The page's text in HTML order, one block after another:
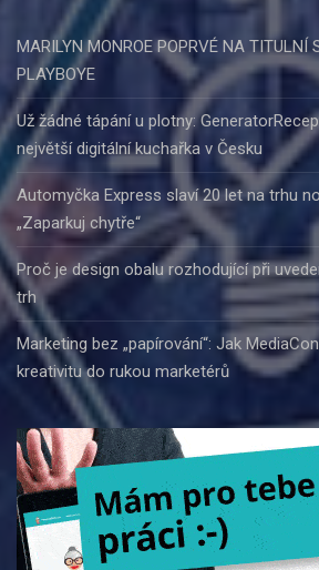
MARILYN MONROE POPRVÉ NA TITULNÍ
PLAYBOYE
Už žádné tápání u plotny:
největší digitální kuchařka v Česku
Automyčka Express slaví 20 let na trhu
„Zaparkuj chytře“
Proč je design obalu rozhodující při
trh
Marketing bez „papírování“: Jak
kreativitu do rukou marketérů